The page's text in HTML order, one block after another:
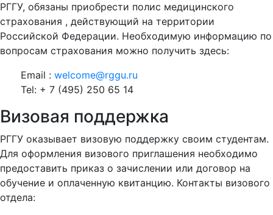
РГГУ, обязаны приобрести полис медицинского
страхования , действующий на территории
Российской Федерации. Необходимую информацию по
вопросам страхования можно получить здесь:
Email :welcome@rggu.ru
Tel: + 7 (495) 250 65 14
Визовая поддержка
РГГУ оказывает визовую поддержку своим студентам.
Для оформления визового приглашения необходимо
предоставить приказ о зачислении или договор на
обучение и оплаченную квитанцию. Контакты визового
отдела: